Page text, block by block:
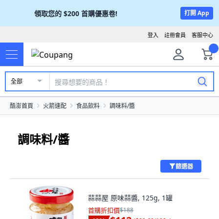
領取您的 $200 首購優惠卷! 打開 App
客服中心
註冊會員
登入
全部
酷澎首頁 火箭速配 食品飲料 調味料/醬
調味料/醬
篩選器
蒜蒜屋 原味蒜醬, 125g, 1罐
首購折扣價$188